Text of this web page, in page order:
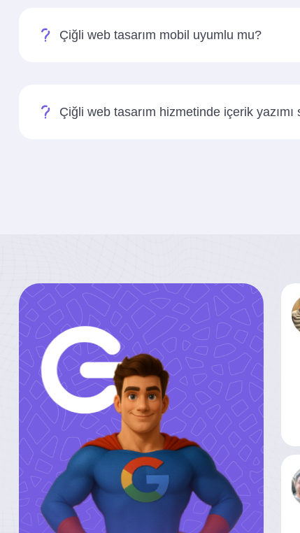
Çiğli web tasarım mobil uyumlu mu?
Çiğli web tasarım hizmetinde içerik yazımı